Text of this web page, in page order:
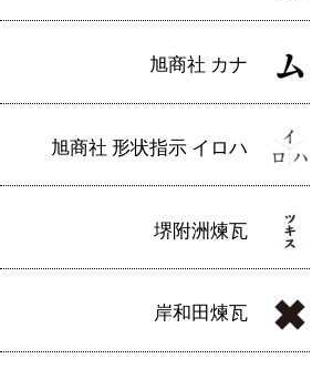
旭商社 カナ
旭商社 形状指示 イロハ
堺附洲煉瓦
岸和田煉瓦